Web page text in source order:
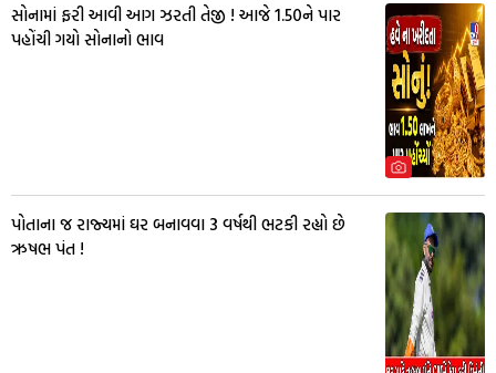
સોનામાં ફરી આવી આગ ઝરતી તેજી ! આજે 1.50ને પાર
પહોંચી ગયો સોનાનો ભાવ
પોતાના જ રાજ્યમાં ઘર બનાવવા 3 વર્ષથી ભટકી રહ્યો છે
ઋષભ પંત !